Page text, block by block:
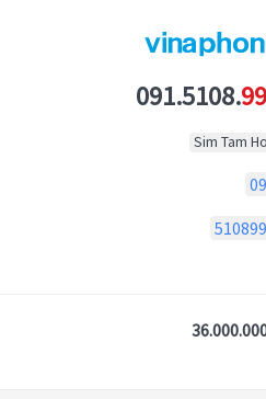
091.5108.
Sim Tam